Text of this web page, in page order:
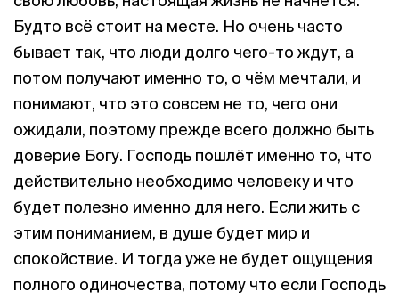
Будто всё стоит на месте. Но очень часто
бывает так, что люди долго чего-то ждут, а
потом получают именно то, о чём мечтали, и
понимают, что это совсем не то, чего они
ожидали, поэтому прежде всего должно быть
доверие Богу. Господь пошлёт именно то, что
действительно необходимо человеку и что
будет полезно именно для него. Если жить с
этим пониманием, в душе будет мир и
спокойствие. И тогда уже не будет ощущения
полного одиночества, потому что если Господь